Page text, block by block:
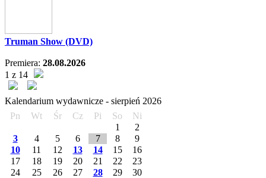
Truman Show (DVD)
Premiera: 28.08.2026
1 z 14
Kalendarium wydawnicze - sierpień 2026
Pn
Wt Śr Cz Pi So
Ni
1
2
3
4 5 6 7 8
9
10
11 12 13 14 15
16
17
18 19 20 21 22
23
24
25 26 27 28 29
30